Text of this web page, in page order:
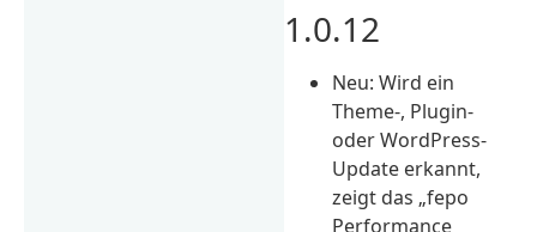
1.0.12
Neu: Wird ein
Theme-, Plugin-
oder WordPress-
Update erkannt,
zeigt das „fepo
Performance